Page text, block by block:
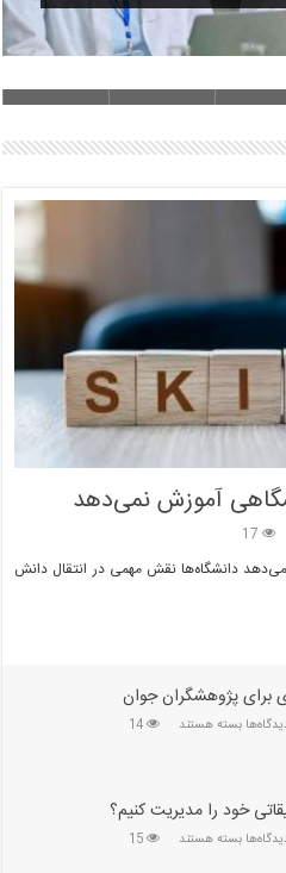
آموزش نمی‌دهد
17
دانشگاه‌ها نقش مهمی در انتقال دانش
برای پژوهشگران جوان
برای
پژوهشگران
جوان
بسته هستند 14
خود را مدیریت کنیم؟
برای
بسته هستند 15